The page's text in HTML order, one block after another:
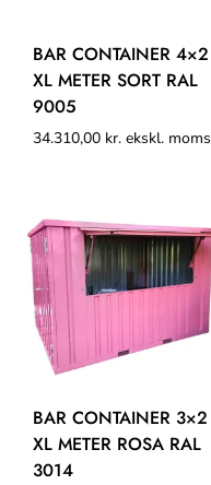
BAR CONTAINER 4×2
XL METER SORT RAL
9005
34.310,00 kr. ekskl. moms
BAR CONTAINER 3×2
XL METER ROSA RAL
3014